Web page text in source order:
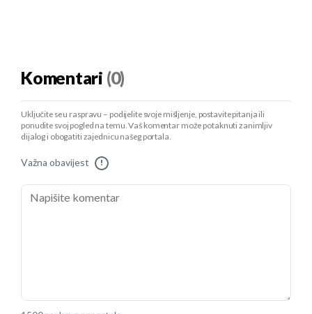
Komentari (0)
Uključite se u raspravu – podijelite svoje mišljenje, postavite pitanja ili
ponudite svoj pogled na temu. Vaš komentar može potaknuti zanimljiv
dijalog i obogatiti zajednicu našeg portala.
Važna obavijest !